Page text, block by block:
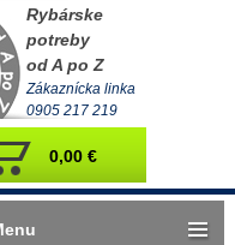
Rybárske
potreby
od A po Z
Zákaznícka linka
0905 217 219
0,00 €